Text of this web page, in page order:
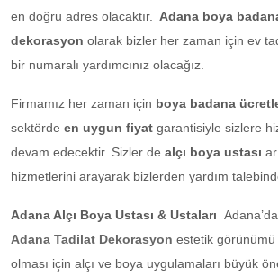
en doğru adres olacaktır.
Adana boya
dekorasyon olarak bizler her zaman için ev
bir numaralı yardımcınız olacağız.
Firmamız her zaman için boya badana
sektörde en uygun fiyat garantisiyle sizlere
devam edecektir. Sizler de alçı boya ustası
hizmetlerini arayarak bizlerden yardım
Adana Alçı Boya Ustası & Ustaları
Adana Tadilat Dekorasyon estetik
olması için alçı ve boya uygulamaları büyük